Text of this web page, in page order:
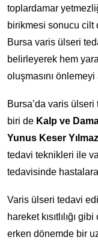
toplardamar
birikmesi sonucu cilt
Bursa varis ülseri
belirleyerek hem
oluşmasını önlemeyi
Bursa’da varis
biri de Kalp ve
Yunus Keser Yılmaz
tedavi teknikleri ile
tedavisinde hastalara
Varis ülseri tedavi
hareket kısıtlılığı
erken dönemde bir